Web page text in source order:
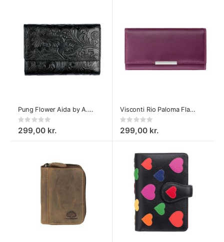
Pung Flower Aida by A. Eriksson
Rating:
299,00 kr.
Visconti Rio Paloma Flap Pung, Multi Purple
Rating:
299,00 kr.